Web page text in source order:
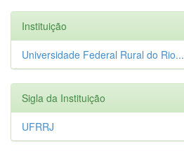
Instituição
Universidade Federal Rural do Rio...
Sigla da Instituição
UFRRJ